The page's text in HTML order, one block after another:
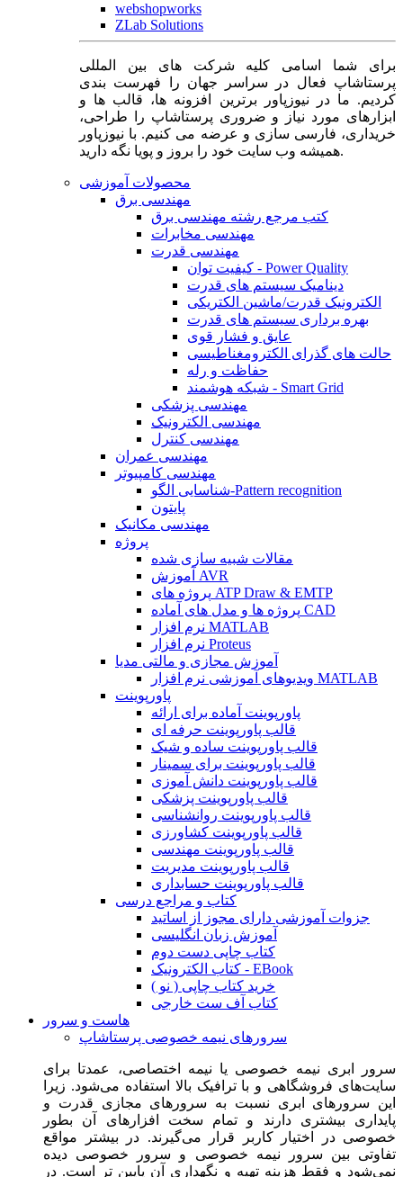
webshopworks
ZLab Solutions
برای شما اسامی کلیه شرکت های بین المللی
پرستاشاپ فعال در سراسر جهان را فهرست بندی
کردیم. ما در نیوزپاور برترین افزونه ها، قالب ها و
ابزارهای مورد نیاز و ضروری پرستاشاپ را طراحی،
خریداری، فارسی سازی و عرضه می کنیم. با نیوزپاور
همیشه وب سایت خود را بروز و پویا نگه دارید.
محصولات آموزشی
مهندسی برق
کتب مرجع رشته مهندسی برق
مهندسی مخابرات
مهندسی قدرت
کیفیت توان - Power Quality
دینامیک سیستم های قدرت
الکترونیک قدرت/ماشین الکتریکی
بهره برداری سیستم های قدرت
عایق و فشار قوی
حالت های گذرای الکترومغناطیسی
حفاظت و رله
شبکه هوشمند - Smart Grid
مهندسی پزشکی
مهندسی الکترونیک
مهندسی کنترل
مهندسی عمران
مهندسی کامپیوتر
شناسایی الگو-Pattern recognition
پایتون
مهندسی مکانیک
پروژه
مقالات شبیه سازی شده
آموزش AVR
پروژه های ATP Draw & EMTP
پروژه ها و مدل های آماده CAD
نرم افزار MATLAB
نرم افزار Proteus
آموزش مجازی و مالتی مدیا
ویدیوهای آموزشی نرم افزار MATLAB
پاورپوینت
پاورپوینت آماده برای ارائه
قالب پاورپوینت حرفه ای
قالب پاورپوینت ساده و شیک
قالب پاورپوینت برای سمینار
قالب پاورپوینت دانش آموزی
قالب پاورپوینت پزشکی
قالب پاورپوینت روانشناسی
قالب پاورپوینت کشاورزی
قالب پاورپوینت مهندسی
قالب پاورپوینت مدیریت
قالب پاورپوینت حسابداری
کتاب و مراجع درسی
جزوات آموزشی دارای مجوز از اساتید
آموزش زبان انگلیسی
کتاب چاپی دست دوم
کتاب الکترونیک - EBook
خرید کتاب چاپی ( نو )
کتاب آف ست خارجی
هاست و سرور
سرورهای نیمه خصوصی پرستاشاپ
سرور ابری نیمه خصوصی یا نیمه اختصاصی، عمدتا برای
سایت‌های فروشگاهی و با ترافیک بالا استفاده می‌شود. زیرا
این سرورهای ابری نسبت به سرورهای مجازی قدرت و
پایداری بیشتری دارند و تمام سخت افزارهای آن بطور
خصوصی در اختیار کاربر قرار می‌گیرند. در بیشتر مواقع
تفاوتی بین سرور نیمه خصوصی و سرور خصوصی دیده
نمی‌شود و فقط هزینه تهیه و نگهداری آن پایین تر است. در